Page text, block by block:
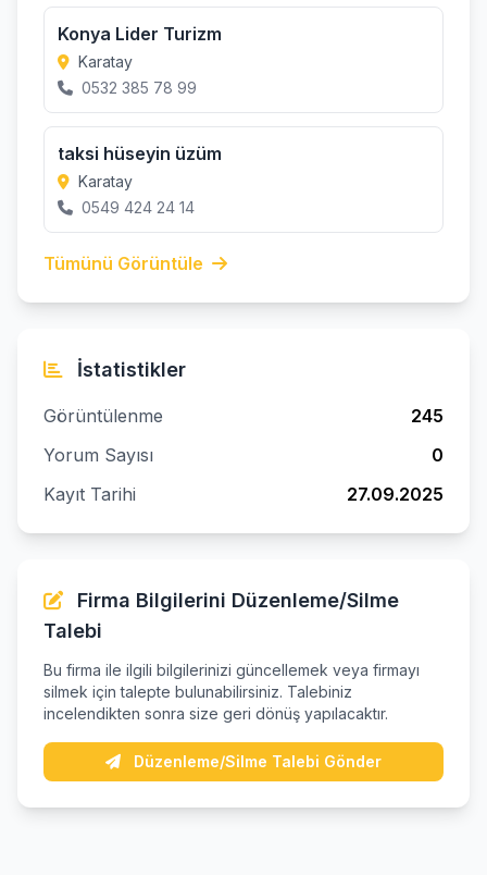
Konya Lider Turizm
Karatay
0532 385 78 99
taksi hüseyin üzüm
Karatay
0549 424 24 14
Tümünü Görüntüle
İstatistikler
Görüntülenme
245
Yorum Sayısı
0
Kayıt Tarihi
27.09.2025
Firma Bilgilerini Düzenleme/Silme
Talebi
Bu firma ile ilgili bilgilerinizi güncellemek veya firmayı
silmek için talepte bulunabilirsiniz. Talebiniz
incelendikten sonra size geri dönüş yapılacaktır.
Düzenleme/Silme Talebi Gönder